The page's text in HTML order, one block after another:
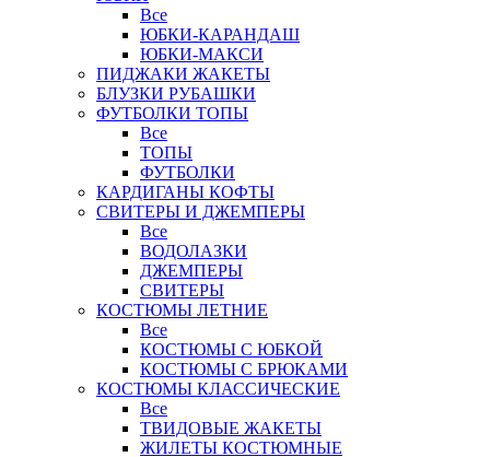
Все
ЮБКИ-КАРАНДАШ
ЮБКИ-МАКСИ
ПИДЖАКИ ЖАКЕТЫ
БЛУЗКИ РУБАШКИ
ФУТБОЛКИ ТОПЫ
Все
ТОПЫ
ФУТБОЛКИ
КАРДИГАНЫ КОФТЫ
СВИТЕРЫ И ДЖЕМПЕРЫ
Все
ВОДОЛАЗКИ
ДЖЕМПЕРЫ
СВИТЕРЫ
КОСТЮМЫ ЛЕТНИЕ
Все
КОСТЮМЫ С ЮБКОЙ
КОСТЮМЫ С БРЮКАМИ
КОСТЮМЫ КЛАССИЧЕСКИЕ
Все
ТВИДОВЫЕ ЖАКЕТЫ
ЖИЛЕТЫ КОСТЮМНЫЕ